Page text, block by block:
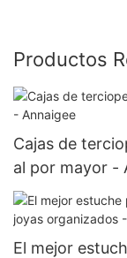
Productos
Cajas de
al por mayor -
El mejor